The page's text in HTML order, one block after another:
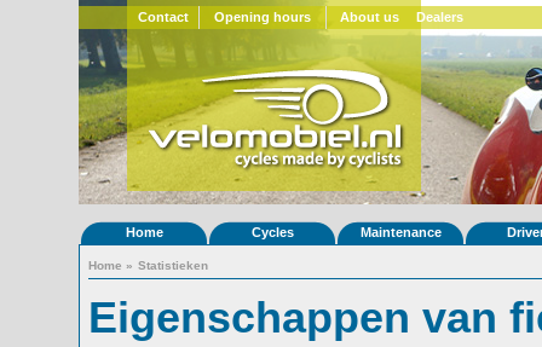
Contact Opening hours About us Dealers
Home Cycles Maintenance
Home » Statistieken
Eigenschappen van